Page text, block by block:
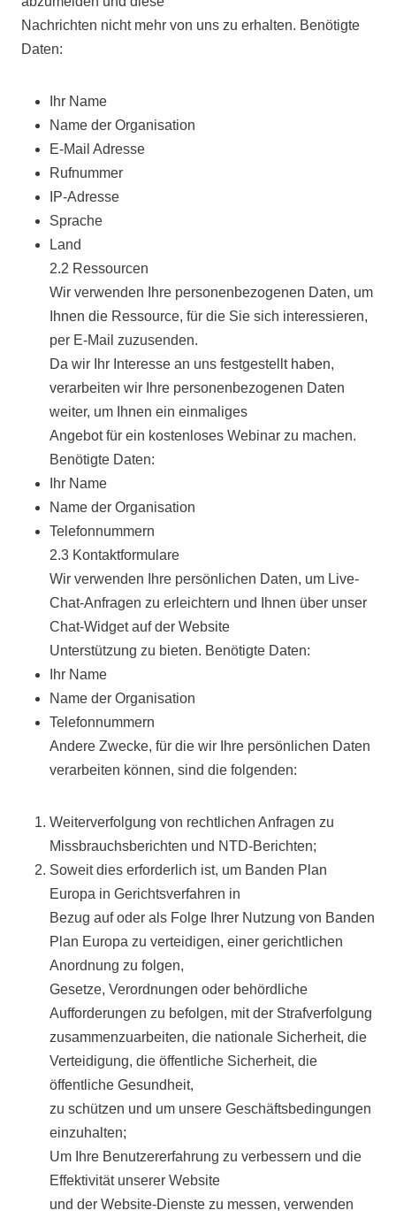
Nachrichten nicht mehr von uns zu erhalten. Benötigte
Daten:
Ihr Name
Name der Organisation
E-Mail Adresse
Rufnummer
IP-Adresse
Sprache
Land
2.2 Ressourcen
Wir verwenden Ihre personenbezogenen Daten, um
Ihnen die Ressource, für die Sie sich interessieren,
per E-Mail zuzusenden.
Da wir Ihr Interesse an uns festgestellt haben,
verarbeiten wir Ihre personenbezogenen Daten
weiter, um Ihnen ein einmaliges
Angebot für ein kostenloses Webinar zu machen.
Benötigte Daten:
Ihr Name
Name der Organisation
Telefonnummern
2.3 Kontaktformulare
Wir verwenden Ihre persönlichen Daten, um Live-
Chat-Anfragen zu erleichtern und Ihnen über unser
Chat-Widget auf der Website
Unterstützung zu bieten. Benötigte Daten:
Ihr Name
Name der Organisation
Telefonnummern
Andere Zwecke, für die wir Ihre persönlichen Daten
verarbeiten können, sind die folgenden:
Weiterverfolgung von rechtlichen Anfragen zu
Missbrauchsberichten und NTD-Berichten;
Soweit dies erforderlich ist, um Banden Plan
Europa in Gerichtsverfahren in
Bezug auf oder als Folge Ihrer Nutzung von Banden
Plan Europa zu verteidigen, einer gerichtlichen
Anordnung zu folgen,
Gesetze, Verordnungen oder behördliche
Aufforderungen zu befolgen, mit der Strafverfolgung
zusammenzuarbeiten, die nationale Sicherheit, die
Verteidigung, die öffentliche Sicherheit, die
öffentliche Gesundheit,
zu schützen und um unsere Geschäftsbedingungen
einzuhalten;
Um Ihre Benutzererfahrung zu verbessern und die
Effektivität unserer Website
und der Website-Dienste zu messen, verwenden